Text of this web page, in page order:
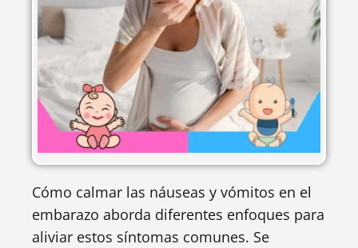
Cómo calmar las náuseas y vómitos en el
embarazo aborda diferentes enfoques para
aliviar estos síntomas comunes. Se